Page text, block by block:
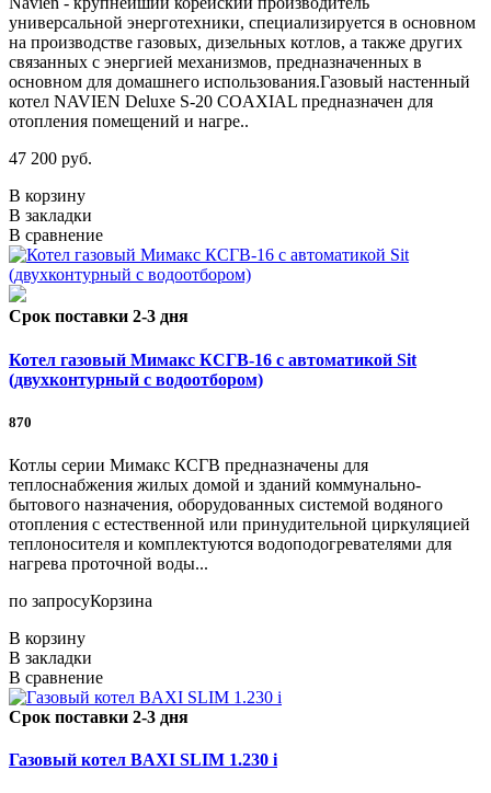
универсальной энерготехники, специализируется в основном
на производстве газовых, дизельных котлов, а также других
связанных с энергией механизмов, предназначенных в
основном для домашнего использования.Газовый настенный
котел NAVIEN Deluxe S-20 COAXIAL предназначен для
отопления помещений и нагре..
47 200 руб.
В корзину
В закладки
В сравнение
Срок поставки 2-3 дня
Котел газовый Мимакс КСГВ-16 с автоматикой Sit
(двухконтурный с водоотбором)
870
Котлы серии Мимакс КСГВ предназначены для
теплоснабжения жилых домой и зданий коммунально-
бытового назначения, оборудованных системой водяного
отопления с естественной или принудительной циркуляцией
теплоносителя и комплектуются водоподогревателями для
нагрева проточной воды...
по запросуКорзина
В корзину
В закладки
В сравнение
Срок поставки 2-3 дня
Газовый котел BAXI SLIM 1.230 i